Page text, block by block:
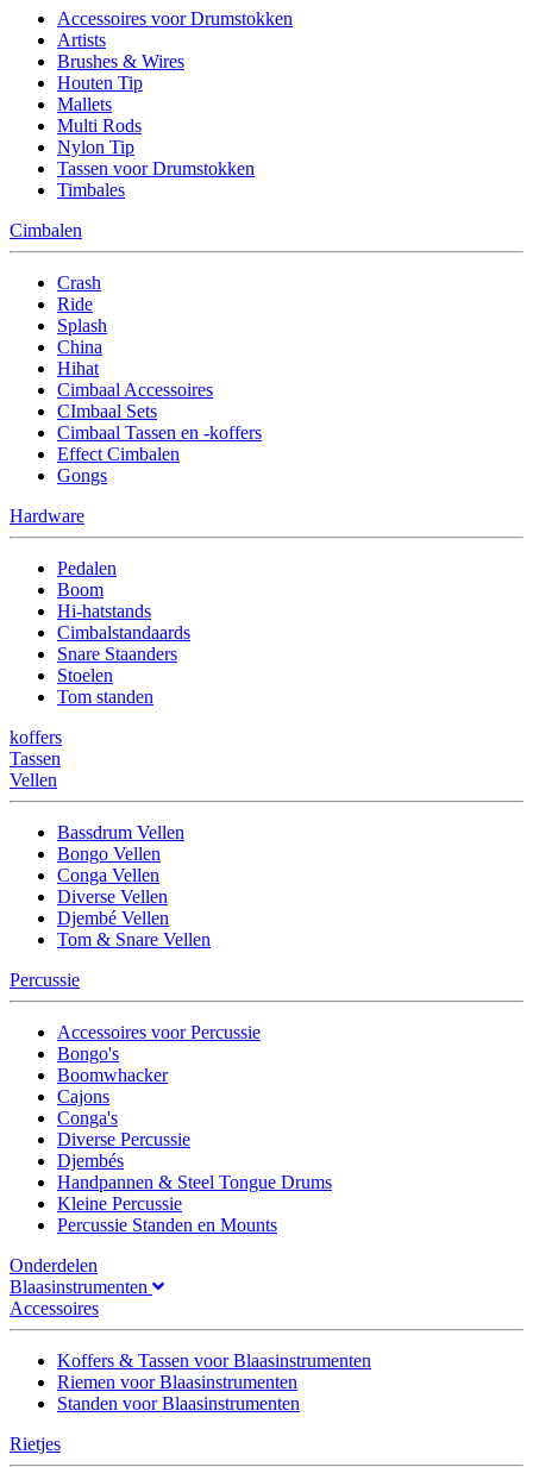
Accessoires voor Drumstokken
Artists
Brushes & Wires
Houten Tip
Mallets
Multi Rods
Nylon Tip
Tassen voor Drumstokken
Timbales
Cimbalen
Crash
Ride
Splash
China
Hihat
Cimbaal Accessoires
CImbaal Sets
Cimbaal Tassen en -koffers
Effect Cimbalen
Gongs
Hardware
Pedalen
Boom
Hi-hatstands
Cimbalstandaards
Snare Staanders
Stoelen
Tom standen
koffers
Tassen
Vellen
Bassdrum Vellen
Bongo Vellen
Conga Vellen
Diverse Vellen
Djembé Vellen
Tom & Snare Vellen
Percussie
Accessoires voor Percussie
Bongo's
Boomwhacker
Cajons
Conga's
Diverse Percussie
Djembés
Handpannen & Steel Tongue Drums
Kleine Percussie
Percussie Standen en Mounts
Onderdelen
Blaasinstrumenten
Accessoires
Koffers & Tassen voor Blaasinstrumenten
Riemen voor Blaasinstrumenten
Standen voor Blaasinstrumenten
Rietjes